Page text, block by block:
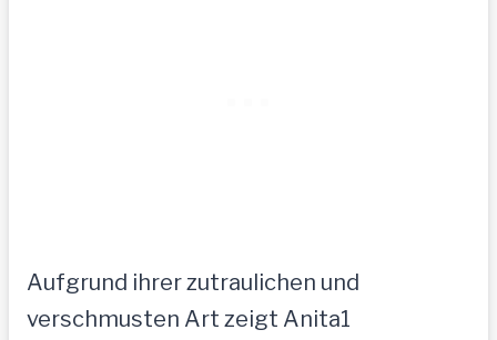
Aufgrund ihrer zutraulichen und
verschmusten Art zeigt Anita1